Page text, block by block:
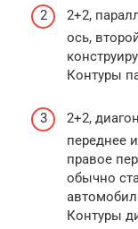
2+2,
ось,
Контуры
2+2,
переднее
правое
обычно
Контуры